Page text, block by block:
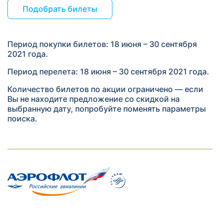
Подобрать билеты
Период покупки билетов: 18 июня – 30 сентября
2021 года.
Период перелета: 18 июня – 30 сентября 2021 года.
Количество билетов по акции ограничено — если
Вы не находите предложение со скидкой на
выбранную дату, попробуйте поменять параметры
поиска.